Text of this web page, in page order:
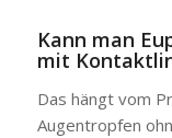
Kann man
mit
Das hängt vom
Augentropfen